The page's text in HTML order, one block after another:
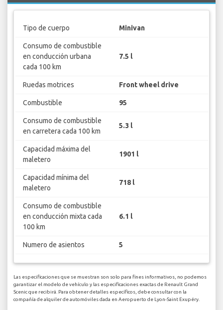
Tipo de cuerpo Minivan
Consumo de combustible
en conducción urbana
cada 100 km
7.5 l
Ruedas motrices Front wheel drive
Combustible 95
Consumo de combustible
en carretera cada 100 km
5.3 l
Capacidad máxima del
maletero
1901 l
Capacidad mínima del
maletero
718 l
Consumo de combustible
en conducción mixta cada
100 km
6.1 l
Numero de asientos 5
Las especificaciones que se muestran son solo para fines informativos, no podemos
garantizar el modelo de vehículo y las especificaciones exactas de Renault Grand
Scenic que recibirá. Para obtener detalles específicos, debe consultar con la
compañía de alquiler de automóviles dada en Aeropuerto de Lyon-Saint Exupéry.